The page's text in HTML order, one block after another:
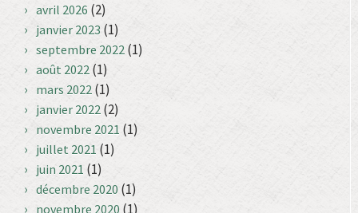
avril 2026 (2)
janvier 2023 (1)
septembre 2022 (1)
août 2022 (1)
mars 2022 (1)
janvier 2022 (2)
novembre 2021 (1)
juillet 2021 (1)
juin 2021 (1)
décembre 2020 (1)
novembre 2020 (1)